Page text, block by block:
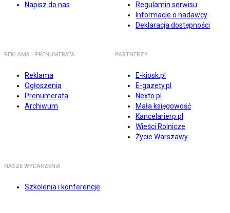
Napisz do nas
Regulamin serwisu
Informacje o nadawcy
Deklaracja dostępności
REKLAMA I PRENUMERATA
Reklama
Ogłoszenia
Prenumerata
Archiwum
PARTNERZY
E-kiosk.pl
E-gazety.pl
Nexto.pl
Mała księgowość
Kancelarierp.pl
Wieści Rolnicze
Życie Warszawy
NASZE WYDARZENIA
Szkolenia i konferencje